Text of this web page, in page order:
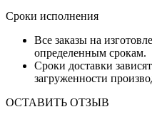
Сроки исполнения
Все заказы на
определенным срокам.
Сроки доставки
загруженности
ОСТАВИТЬ ОТЗЫВ